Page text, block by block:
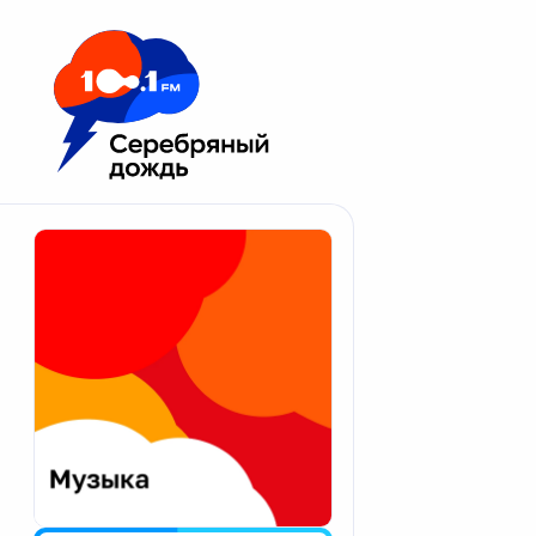
Москва 100.1 FM
Апатиты
Екатеринбург
Калининград
Калуга